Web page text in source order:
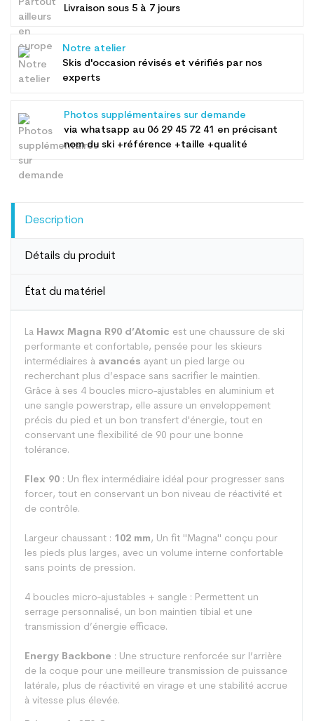
Livraison sous 5 à 7 jours
Notre atelier
Skis d'occasion révisés et vérifiés par nos
experts
Photos supplémentaires sur demande
via whatsapp au 06 29 45 72 41 en précisant
nom du ski +référence +taille +qualité
Description
Détails du produit
État du matériel
La Hawx Magna R90 d’Atomic est une chaussure de ski
performante et confortable, pensée pour les skieurs
intermédiaires à avancés ayant un pied large ou
recherchant plus d’espace sans sacrifier le maintien.
Grâce à ses 4 boucles micro-ajustables en aluminium et
une sangle powerstrap, elle assure un enveloppement
précis du pied et un bon transfert d'énergie, tout en
conservant une flexibilité de 90 pour une bonne
tolérance.
Flex 90 : Un flex intermédiaire idéal pour progresser sans
forcer, tout en conservant un bon niveau de réactivité et
de contrôle.
Largeur chaussant : 102 mm, Un fit "Magna" conçu pour
les pieds plus larges, avec un volume interne confortable
sans points de pression.
4 boucles micro-ajustables + sangle : Permettent un
serrage personnalisé, un bon maintien tibial et une
transmission d’énergie efficace.
Energy Backbone : Une structure renforcée sur l’arrière
de la coque pour une meilleure transmission de puissance
latérale, plus de réactivité en virage et une stabilité accrue
à vitesse plus élevée.